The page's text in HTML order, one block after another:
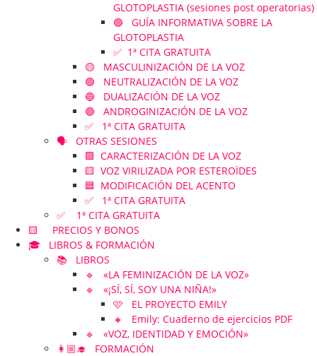
GLOTOPLASTIA (sesiones post operatorias)
🟣 GUÍA INFORMATIVA SOBRE LA
GLOTOPLASTIA
✅ 1ª CITA GRATUITA
🟡 MASCULINIZACIÓN DE LA VOZ
🟢 NEUTRALIZACIÓN DE LA VOZ
🔵 DUALIZACIÓN DE LA VOZ
🟣 ANDROGINIZACIÓN DE LA VOZ
✅ 1ª CITA GRATUITA
🗣️ OTRAS SESIONES
🟪 CARACTERIZACIÓN DE LA VOZ
🟨 VOZ VIRILIZADA POR ESTEROÏDES
🟦 MODIFICACIÓN DEL ACENTO
✅ 1ª CITA GRATUITA
✅ 1ª CITA GRATUITA
🟨 PRECIOS Y BONOS
🎓 LIBROS & FORMACIÓN
📚 LIBROS
🔹 «LA FEMINIZACIÓN DE LA VOZ»
🔹 «¡SÍ, SÍ, SOY UNA NIÑA!»
🩷 EL PROYECTO EMILY
🔸 Emily: Cuaderno de ejercicios PDF
🔹 «VOZ, IDENTIDAD Y EMOCIÓN»
👩🏼‍🎓 FORMACIÓN